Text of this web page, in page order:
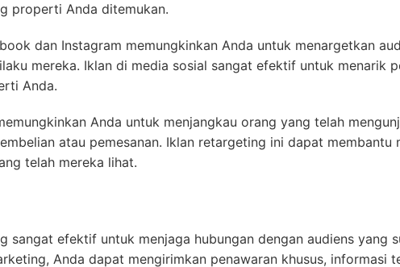
properti Anda ditemukan.
dan Instagram memungkinkan Anda untuk menargetkan
mereka. Iklan di media sosial sangat efektif untuk menarik
Anda.
Anda untuk menjangkau orang yang telah
atau pemesanan. Iklan retargeting ini dapat membantu
telah mereka lihat.
sangat efektif untuk menjaga hubungan dengan audiens yang
Anda dapat mengirimkan penawaran khusus, informasi